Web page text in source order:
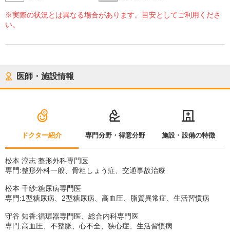
※実際の状況とは異なる場合があります。目安としてご利用くださ
い。
医師・施設情報
ドクター紹介 専門分野・得意分野 施設・設備の特徴
松本 淳志:整形外科専門医
専門:整形外科一般、骨粗しょう症、交通事故治療
松本 千紗:糖尿病専門医
専門:1型糖尿病、2型糖尿病、高血圧、脂質異常症、生活習慣病
守谷 知香:循環器専門医、総合内科専門医
専門:高血圧、不整脈、心不全、狭心症、生活習慣病